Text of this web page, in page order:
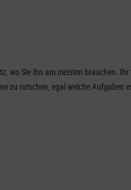
Sie ihn am meisten brauchen.
zu rutschen, egal welche Aufgaben